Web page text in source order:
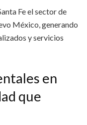
Fe el sector de
México, generando
y servicios
en
que